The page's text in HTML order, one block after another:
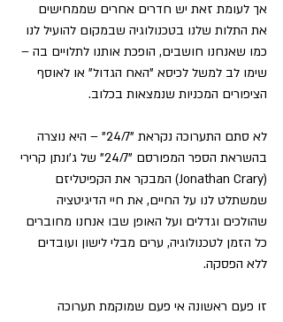
אך לעומת זאת יש חדרים אחרים שממחישים
את התלות שלנו בטכנולוגיה שבמקום להועיל לנו
כמו שאנחנו חושבים, הופכת אותנו לתלויים בה –
שימו לב למשל לכיסא "האח הגדול" או לאוסף
הציפורים המכניות שנמצאות בכלוב.
לא סתם התערוכה נקראת "24/7" – היא נוצרה
בהשראת הספר המפורסם "24/7" של ג'ונתן קרירי
(Jonathan Crary) המבקר את הקפיטליזם
שמשתלט לנו על החיים, את חיי הדיגיטציה
שהולכים וגדלים ועל האופן שבו אנחנו מחוברים
כל הזמן לטכנולוגיה, ערים מבלי לישון ועובדים
ללא הפסקה.
זו פעם ראשונה אי פעם שמוקמת תערוכה